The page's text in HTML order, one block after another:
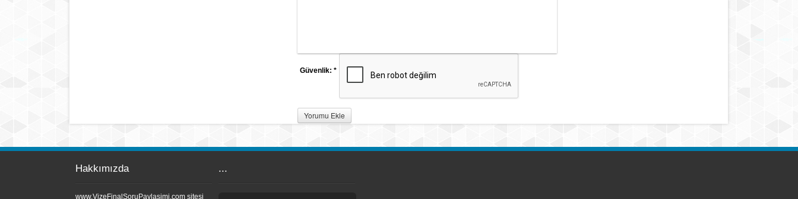
Güvenlik: *
Yorumu Ekle
Hakkımızda
www.VizeFinalSoruPaylasimi.com sitesi
...